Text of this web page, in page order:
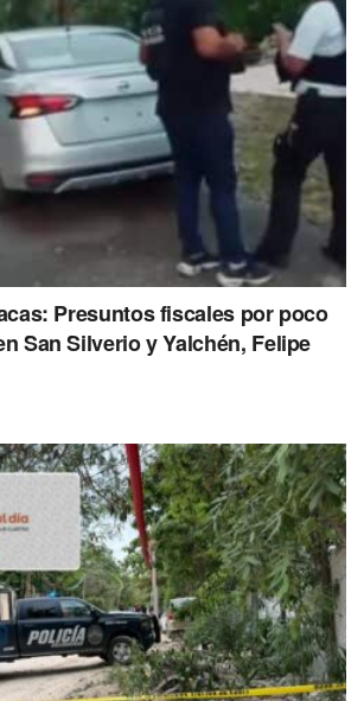
Padre asesinado y su hija herida en
en auto lavado de Cancún
a pesar de que una vez más los
desplegaron un operativo en la zona
de esta ejecución, hasta el
logrado su captura.
𝗳𝗮𝗹𝗹𝗲𝗰𝗲 𝗲𝗻 𝗰𝗼𝗹𝗶𝘀𝗶ó𝗻
𝗽𝗼𝗿 𝗰𝗼𝗻𝗱𝘂𝗰𝘁𝗼𝗿 𝗮 𝗮𝗹𝘁𝗮
𝗲𝗻 𝗖𝗮𝗻𝗰ú𝗻
(@cancunaldi2)June 21,
Presuntos fiscales por poco
San Silverio y Yalchén, Felipe